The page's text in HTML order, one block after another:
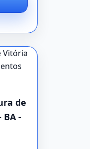
de
BA -